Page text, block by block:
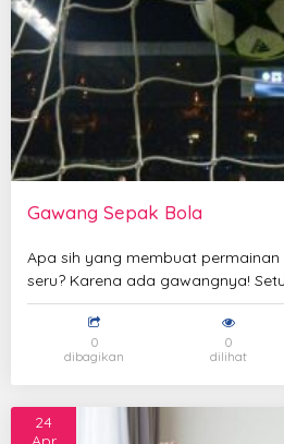
Gawang Sepak Bola
Apa sih yang membuat
seru? Karena ada gawangnya!
0
dibagikan
0
dilihat
24